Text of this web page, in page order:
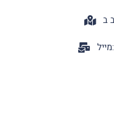
מייל: